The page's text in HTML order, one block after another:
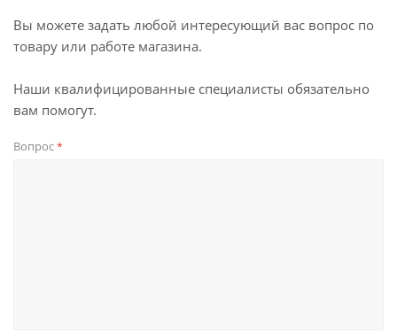
Вы можете задать любой интересующий вас вопрос по
товару или работе магазина.
Наши квалифицированные специалисты обязательно
вам помогут.
Вопрос*